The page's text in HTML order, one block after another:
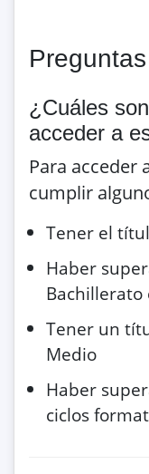
¿Cuáles
acceder a
Para acceder
cumplir
Tener el
Haber
Tener un
Medio
Haber
ciclos